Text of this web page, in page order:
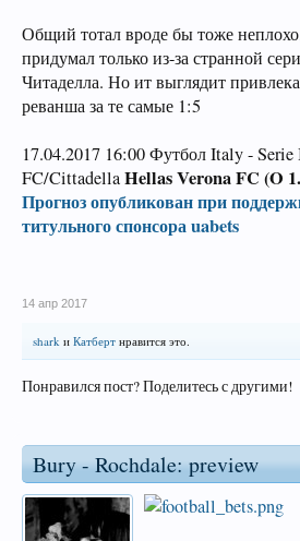
Общий тотал вроде бы тоже
придумал только из-за странной
Читаделла. Но ит выглядит
реванша за те самые 1:5
17.04.2017 16:00 Футбол Italy -
FC/CittadellaHellas Verona FC (O
Прогноз опубликован при
титульного спонсора uabets
14 апр 2017
shark и Катберт нравится это.
Понравился пост? Поделитесь с другими!
Bury - Rochdale: preview